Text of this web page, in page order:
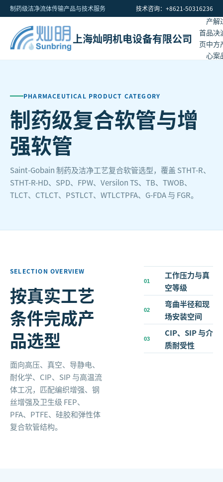
制药级洁净流体传输产品与技术服务 技术咨询：+8621-50316236
上海灿明机电设备有限公司
首
页
产
品
中
心
解
决
方
案
PHARMACEUTICAL PRODUCT CATEGORY
制药级复合软管与增
强软管
Saint-Gobain 制药及洁净工艺复合软管选型，覆盖 STHT-R、
STHT-R-HD、SPD、FPW、Versilon TS、TB、TWOB、
TLCT、CTLCT、PSTLCT、WTLCTPFA、G-FDA 与 FGR。
SELECTION OVERVIEW
按真实工艺
条件完成产
品选型
面向高压、真空、导静电、
耐化学、CIP、SIP 与高温流
体工况，匹配编织增强、钢
丝增强及卫生级 FEP、
PFA、PTFE、硅胶和弹性体
复合软管结构。
01
工作压力与真
空等级
02
弯曲半径和现
场安装空间
03
CIP、SIP 与介
质耐受性